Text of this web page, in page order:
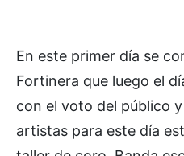
En este primer día se
Fortinera que luego el
con el voto del público
artistas para este día